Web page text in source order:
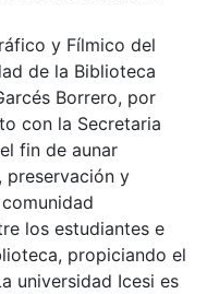
y Fílmico del
de la Biblioteca
Borrero, por
con la Secretaria
fin de aunar
preservación y
los estudiantes e
propiciando el
universidad Icesi es